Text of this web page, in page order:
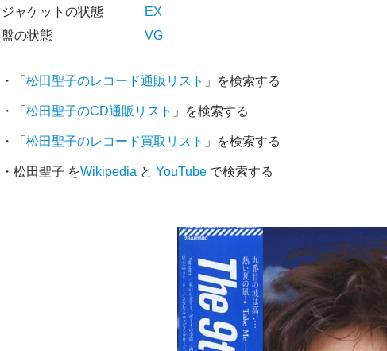
ジャケットの状態
EX
盤の状態
VG
・「 松田聖子のレコード通販リスト 」を検索する
・「 松田聖子のCD通販リスト 」を検索する
・「 松田聖子のレコード買取リスト 」を検索する
・松田聖子 をWikipedia と YouTube で検索する